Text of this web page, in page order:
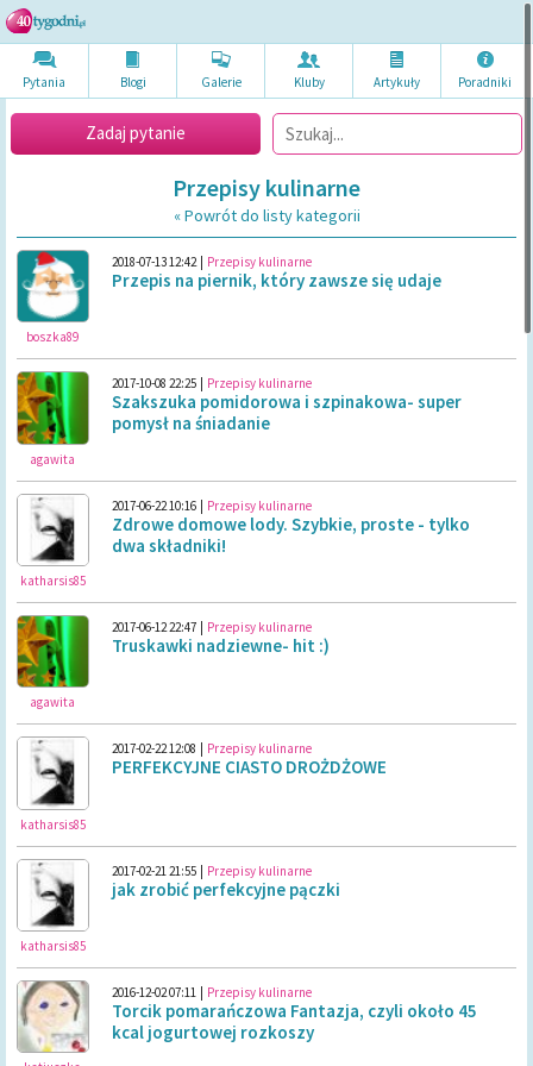
Pytania Blogi Galerie Kluby Artykuły Poradniki
Zadaj pytanie
Przepisy kulinarne
« Powrót do listy kategorii
boszka89
2018-07-13 12:42 Przepisy kulinarne
Przepis na piernik, który zawsze się udaje
agawita
2017-10-08 22:25 Przepisy kulinarne
Szakszuka pomidorowa i szpinakowa- super
pomysł na śniadanie
katharsis85
2017-06-22 10:16 | Przepisy kulinarne
Zdrowe domowe lody. Szybkie, proste - tylko
dwa składniki!
agawita
2017-06-12 22:47 Przepisy kulinarne
Truskawki nadziewne- hit :)
katharsis85
2017-02-22 12:08 Przepisy kulinarne
PERFEKCYJNE CIASTO DROŻDŻOWE
katharsis85
2017-02-21 21:55 | Przepisy kulinarne
jak zrobić perfekcyjne pączki
2016-12-02 07:11 | Przepisy kulinarne
Torcik pomarańczowa Fantazja, czyli około 45
kcal jogurtowej rozkoszy